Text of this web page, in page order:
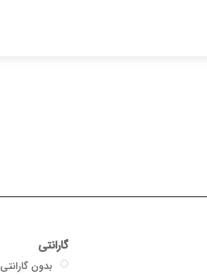
گارانتی
بدون گارانتی